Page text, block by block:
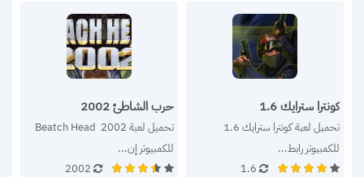
كونترا سترايك 1.6
للكمبيوتر رابط...
1.6
حرب الشاطئ 2002
للكمبيوتر إن...
2002